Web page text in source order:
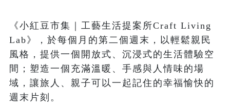
《小紅豆市集｜工藝生活提案所Craft Living
Lab》，於每個月的第二個週末，以輕鬆親民
風格，提供一個開放式、沉浸式的生活體驗空
間；塑造一個充滿溫暖、手感與人情味的場
域，讓旅人、親子可以一起記住的幸福愉快的
週末片刻。